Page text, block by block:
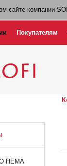
сайте компании
Покупателям
HEMA